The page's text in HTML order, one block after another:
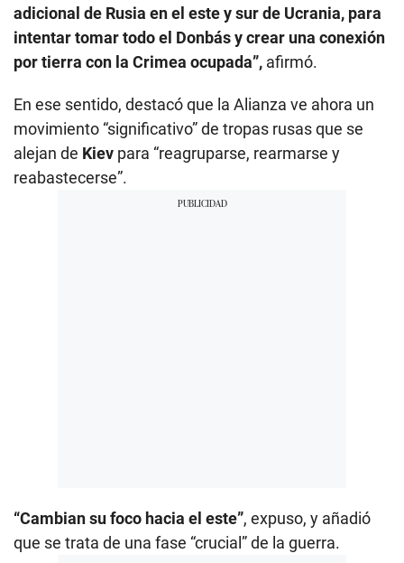
adicional de Rusia en el este y sur de Ucrania, para
intentar tomar todo el Donbás y crear una conexión
por tierra con la Crimea ocupada”, afirmó.
En ese sentido, destacó que la Alianza ve ahora un
movimiento “significativo” de tropas rusas que se
alejan de Kiev para “reagruparse, rearmarse y
reabastecerse”.
“Cambian su foco hacia el este”, expuso, y añadió
que se trata de una fase “crucial” de la guerra.